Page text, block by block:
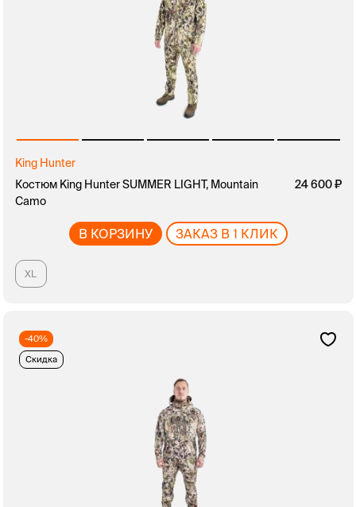
King Hunter
Костюм King Hunter SUMMER LIGHT, Mountain
Camo
24 600
В КОРЗИНУ ЗАКАЗ В 1 КЛИК
XL
-40%
Скидка